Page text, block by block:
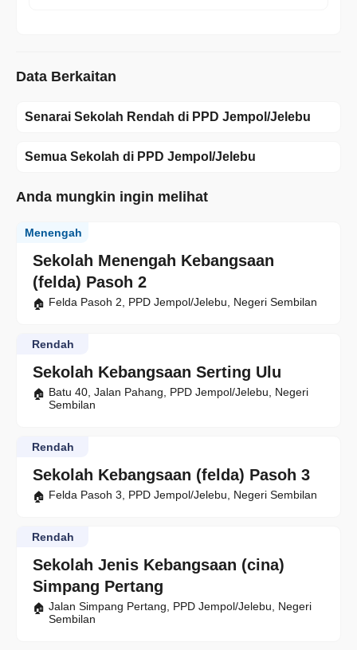
Data Berkaitan
Senarai Sekolah Rendah di PPD Jempol/Jelebu
Semua Sekolah di PPD Jempol/Jelebu
Anda mungkin ingin melihat
Sekolah Menengah Kebangsaan
(felda) Pasoh 2
Menengah
Felda Pasoh 2, PPD Jempol/Jelebu, Negeri Sembilan
Sekolah Kebangsaan Serting Ulu
Rendah
Batu 40, Jalan Pahang, PPD Jempol/Jelebu, Negeri
Sembilan
Sekolah Kebangsaan (felda) Pasoh 3
Rendah
Felda Pasoh 3, PPD Jempol/Jelebu, Negeri Sembilan
Sekolah Jenis Kebangsaan (cina)
Simpang Pertang
Rendah
Jalan Simpang Pertang, PPD Jempol/Jelebu, Negeri
Sembilan